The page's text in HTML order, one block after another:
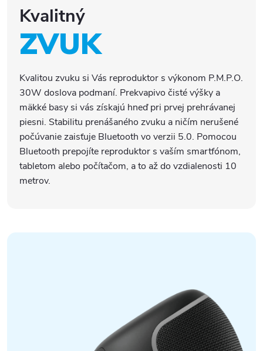
Kvalitný
ZVUK
Kvalitou zvuku si Vás reproduktor s výkonom P.M.P.O.
30W doslova podmaní. Prekvapivo čisté výšky a
mäkké basy si vás získajú hneď pri prvej prehrávanej
piesni. Stabilitu prenášaného zvuku a ničím nerušené
počúvanie zaisťuje Bluetooth vo verzii 5.0. Pomocou
Bluetooth prepojíte reproduktor s vaším smartfónom,
tabletom alebo počítačom, a to až do vzdialenosti 10
metrov.